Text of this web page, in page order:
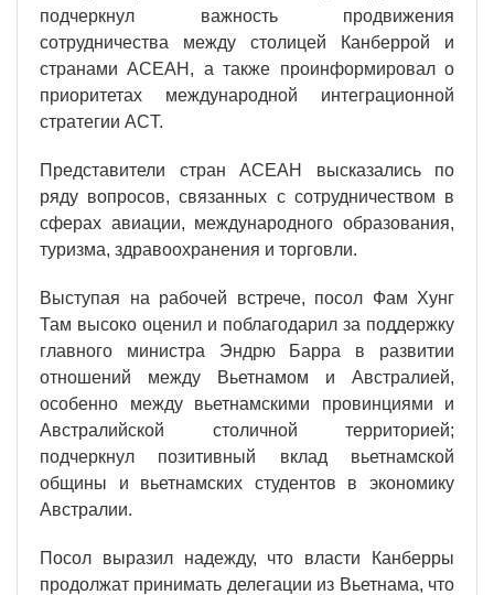
подчеркнул важность продвижения
сотрудничества между столицей Канберрой и
странами АСЕАН, а также проинформировал о
приоритетах международной интеграционной
стратегии ACT.
Представители стран АСЕАН высказались по
ряду вопросов, связанных с сотрудничеством в
сферах авиации, международного образования,
туризма, здравоохранения и торговли.
Выступая на рабочей встрече, посол Фам Хунг
Там высоко оценил и поблагодарил за поддержку
главного министра Эндрю Барра в развитии
отношений между Вьетнамом и Австралией,
особенно между вьетнамскими провинциями и
Австралийской столичной территорией;
подчеркнул позитивный вклад вьетнамской
общины и вьетнамских студентов в экономику
Австралии.
Посол выразил надежду, что власти Канберры
продолжат принимать делегации из Вьетнама, что